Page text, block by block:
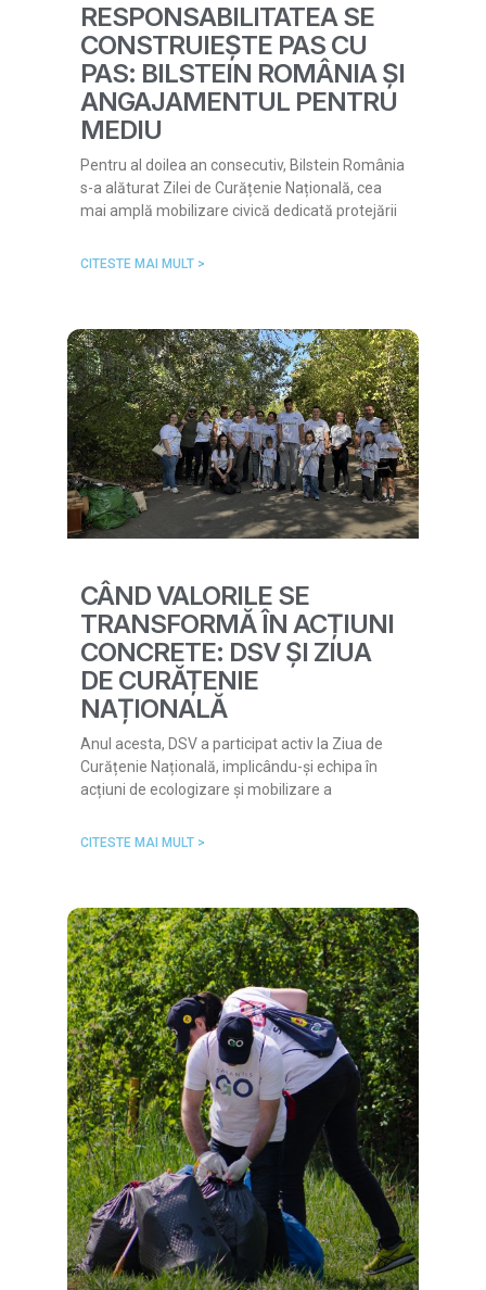
RESPONSABILITATEA SE
CONSTRUIEȘTE PAS CU
PAS: BILSTEIN ROMÂNIA ȘI
ANGAJAMENTUL PENTRU
MEDIU
Pentru al doilea an consecutiv, Bilstein România
s-a alăturat Zilei de Curățenie Națională, cea
mai amplă mobilizare civică dedicată protejării
CITESTE MAI MULT >
CÂND VALORILE SE
TRANSFORMĂ ÎN ACȚIUNI
CONCRETE: DSV ȘI ZIUA
DE CURĂȚENIE
NAȚIONALĂ
Anul acesta, DSV a participat activ la Ziua de
Curățenie Națională, implicându-și echipa în
acțiuni de ecologizare și mobilizare a
CITESTE MAI MULT >